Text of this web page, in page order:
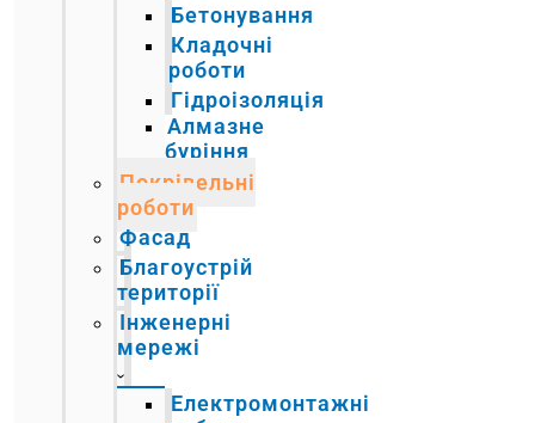
Бетонування
Кладочні
роботи
Гідроізоляція
Алмазне
буріння
Покрівельні
роботи
Фасад
Благоустрій
території
Інженерні
мережі
Електромонтажні